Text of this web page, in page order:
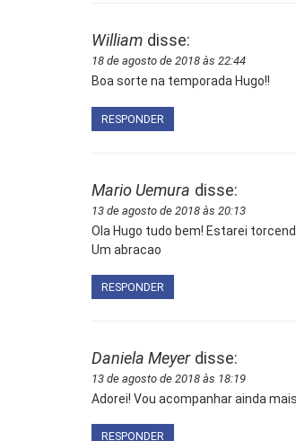
William disse:
18 de agosto de 2018 às 22:44
Boa sorte na temporada Hugo!!
RESPONDER
Mario Uemura disse:
13 de agosto de 2018 às 20:13
Ola Hugo tudo bem! Estarei
Um abracao
RESPONDER
Daniela Meyer disse:
13 de agosto de 2018 às 18:19
Adorei! Vou acompanhar ainda
RESPONDER